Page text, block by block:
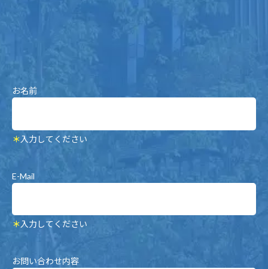
お名前
＊入力してください
E-Mail
＊入力してください
お問い合わせ内容